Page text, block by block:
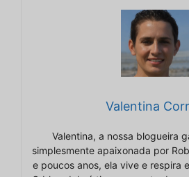
Valentina
Valentina, a nossa blogueira
simplesmente apaixonada por
e poucos anos, ela vive e respira